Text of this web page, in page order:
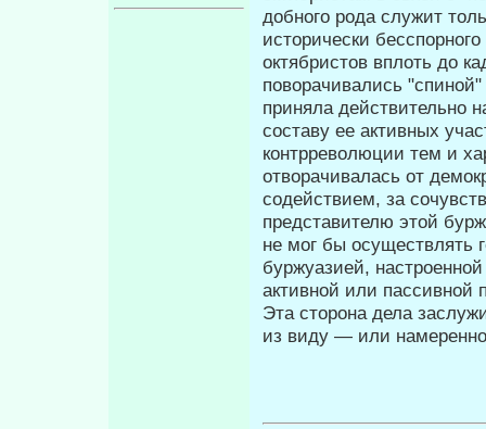
добного рода служит
исторически
октябристов вплоть до
поворачивались
приняла действительно
составу ее активных
контрреволюции тем и
отворачива­лась от
содействием, за
представителю этой
не мог бы осуществлять
буржуазией,
активной или пассивной
Эта сторона дела
из виду — или